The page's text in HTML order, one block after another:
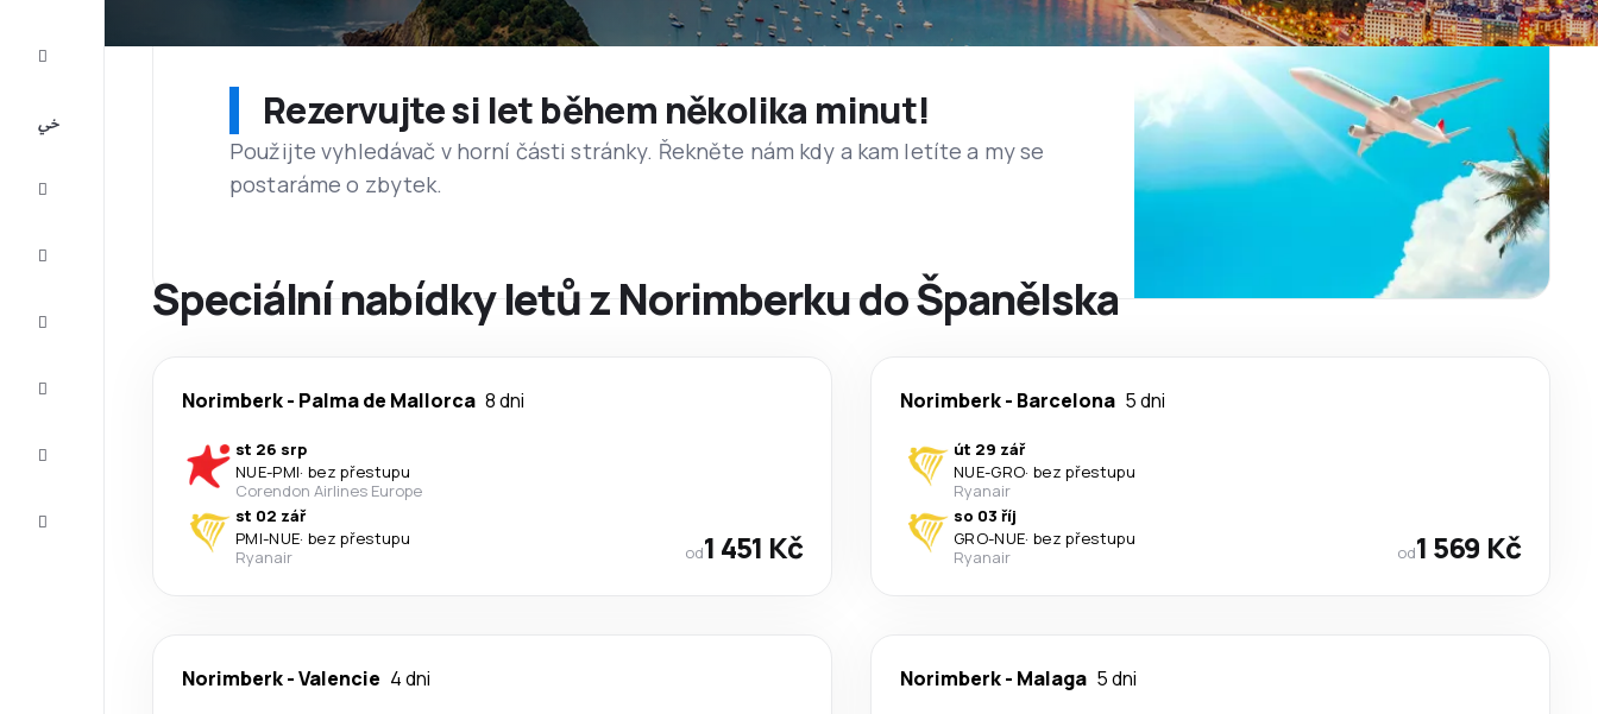
Rezervujte si let během několika minut!
Použijte vyhledávač v horní části stránky. Řekněte nám kdy a kam letíte a my se
postaráme o zbytek.
Speciální nabídky letů z Norimberku do Španělska
Norimberk- Palma de Mallorca 8 dni
st 26 srp
NUE-PMI· bez přestupu
Corendon Airlines Europe
st 02 zář
PMI-NUE· bez přestupu
Ryanair
od1 451 Kč
Norimberk- Barcelona 5 dni
út 29 zář
NUE-GRO· bez přestupu
Ryanair
so 03 říj
GRO-NUE· bez přestupu
Ryanair
od1 569 Kč
Norimberk-Valencie 4 dni Norimberk- Malaga 5 dni